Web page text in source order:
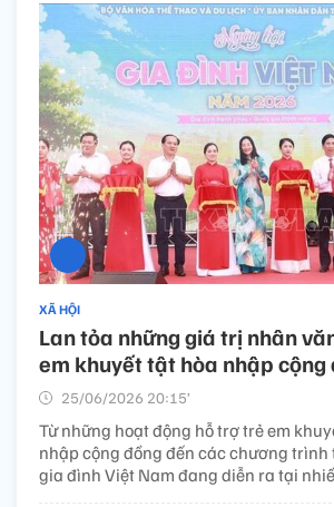
XÃ HỘI
Lan tỏa những giá trị nhân
em khuyết tật hòa nhập cộng
25/06/2026 20:15’
Từ những hoạt động hỗ trợ trẻ em
nhập cộng đồng đến các chương
gia đình Việt Nam đang diễn ra tại